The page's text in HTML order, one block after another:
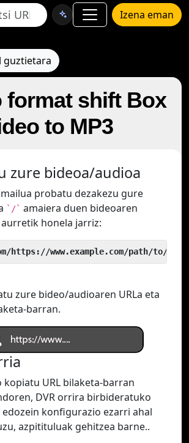
Izena eman
format shift Box
to MP3
zure bideoa/audioa
probatu dezakezu gure
`/` amaiera duen bideoaren
aurretik honela jarriz:
https://www.example.com/path/to/
zure bideo/audioaren URLa eta
barran.
kopiatu URL bilaketa-barran
DVR orrira birbideratuko
edozein konfigurazio ezarri ahal
azpitituluak gehitzea barne..